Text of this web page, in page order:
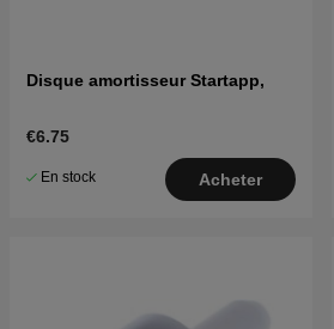
Disque amortisseur Startapp,
€6.75
En stock Acheter